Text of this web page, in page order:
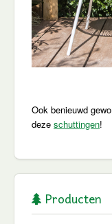
Ook benieuwd
deze schuttingen!
Producten